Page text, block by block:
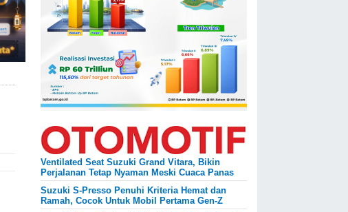
Ventilated Seat Suzuki Grand Vitara, Bikin
Perjalanan Tetap Nyaman Meski Cuaca Panas
Suzuki S-Presso Penuhi Kriteria Hemat dan
Ramah, Cocok Untuk Mobil Pertama Gen-Z